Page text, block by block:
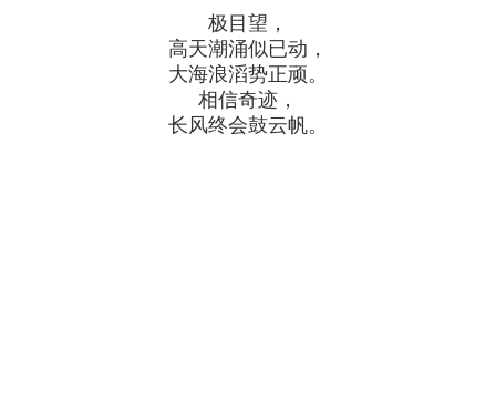
极目望，
高天潮涌似已动，
大海浪滔势正顽。
相信奇迹，
长风终会鼓云帆。